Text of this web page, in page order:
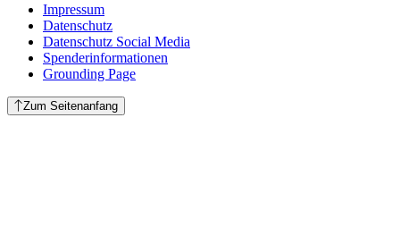
Impressum
Datenschutz
Datenschutz Social Media
Spenderinformationen
Grounding Page
Zum Seitenanfang